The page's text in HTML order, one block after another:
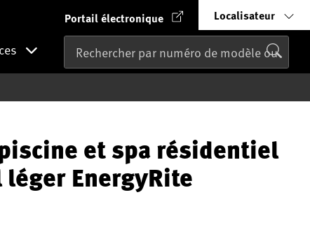
Portail électronique Localisateur
et spa résidentiel
EnergyRite